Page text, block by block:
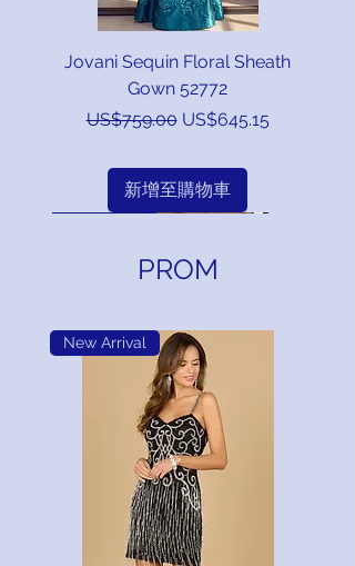
MID SUMMER SALE!
新增至購物車
MID SUMMER SALE!
新增至購物車
MID SUMMER SALE!
新增至購物車
MID SUMMER SALE!
新增至購物車
MID SUMMER SALE!
新增至購物車
新增至購物車
MID SUMMER SALE!
新增至購物車
MID SUMMER SALE!
新增至購物車
MID SUMMER SALE!
新增至購物車
MID SUMMER SALE!
新增至購物車
MID SUMMER SALE!
新增至購物車
MID SUMMER SALE!
新增至購物車
MID SUMMER SALE!
新增至購物車
MID SUMMER SALE!
新增至購物車
MID SUMMER SALE!
新增至購物車
MID SUMMER SALE!
新增至購物車
MID SUMMER SALE!
新增至購物車
MID SUMMER SALE!
新增至購物車
MID SUMMER SALE!
新增至購物車
MID SUMMER SALE!
新增至購物車
MID SUMMER SALE!
新增至購物車
MID SUMMER SALE!
新增至購物車
MID SUMMER SALE!
新增至購物車
MID SUMMER SALE!
新增至購物車
MID SUMMER SALE!
新增至購物車
MID SUMMER SALE!
新增至購物車
MID SUMMER SALE!
新增至購物車
一般價格
US$2,090.00促銷價格
US$1,776.50
MID SUMMER SALE!
新增至購物車
MID SUMMER SALE!
新增至購物車
Jovani Sequin Floral Sheath
Gown 52772
一般價格
US$759.00 促銷價格
US$645.15
新增至購物車
Jovani Strapless Coral Chiffon
A-Line Gown 49536
一般價格
US$825.00促銷價格
US$701.25
Jovani One Shoulder Fitted
Gown With Flared Hem 39373
一般價格
US$935.00促銷價格
US$794.75
Jovani Sequin Floral A Line
Evening Gown 49697
一般價格
US$1,950.00促銷價格
US$1,657.50
Jovani Beaded Cape Sleeves A
Line Gown 49742
一般價格
US$990.00促銷價格
US$841.50
Jovani Strapless Sequin
Column Gown with Beaded
Bodice 49270
Jovani Strapless Metallic Multi
Sequin Starburst Gown 49258
一般價格
US$935.00促銷價格
US$794.75
Jovani Beaded Sequin Column
Gown with High Neck Cape
46060
Jovani Off Shoulder Satin
Mermaid Gown with Ruffle
Sleeves 41190
Jovani Velvet Midi Dress with
Beaded Halter 47812
一般價格
US$825.00促銷價格
US$701.25
Jovani Mermaid Gown with
Ruffle 52736
一般價格
US$989.00促銷價格
US$840.65
Jovani Stunning Satin Black &
Silver Gown W/ Matching
Shawl
Jovani Stunning Brocade Ball
Gown 51938
一般價格
US$898.00促銷價格
US$763.30
Jovani Elegant Strapless Fit
and Flare Gown with Floral
Embellished
Jovan Elegant Strapless Gown
with Sheen Floral Overlay
45289
Jovani Sleeveless Satin
Embellished Top Gown 48743
一般價格
US$990.00促銷價格
US$841.50
Jovan Strapless Metallic Pink
Brocade Gown 46258
一般價格
US$980.00促銷價格
US$833.00
Jovani Strapless Metallic
Brocade Ball Gown 51694
一般價格
US$925.00促銷價格
US$786.25
Jovani Beaded Evening Gown
W/ Side Slit 47105
一般價格
US$2,420.00促銷價格
US$2,057.00
Jovani Ruffle Top Midi Dress
48253
一般價格
US$798.00促銷價格
US$678.30
Jovani Embellished Sheer
Sleeve Gown with Halter
Neckline 46674
Jovani One Shoulder Gown
With Sculpted Ruffle Detail
43000
Off Shoulder Long Sleeve
Beaded Dress 46769
一般價格
US$1,430.00促銷價格
US$1,215.50
Jovani Embroidered Gown W/
Sheer Overskirt
一般價格
US$750.00促銷價格
US$637.50
Jovani Floral Brocade Tiered
Mermaid Gown 49031
一般價格
US$990.00促銷價格
US$841.50
Jovani Deep V Neck Pleated
Gown With High Slit 44405
一般價格
US$870.00促銷價格
US$739.50
Jovani Strapless Draped Satin
Gown 49509
一般價格
US$755.00促銷價格
US$641.75
Jovani Off Shoulder Floral
Embroidered Gown 47636
一般價格
US$1,089.00促銷價格
US$925.65
Jovani 48638 - One Shoulder
Floral Sequin Evening Gown
一般價格
US$935.00促銷價格
US$794.75
Jovani Floral Print Long Sleeve
Chiffon Gown 49470
一般價格
US$759.00促銷價格
US$645.15
PROM
New Arrival